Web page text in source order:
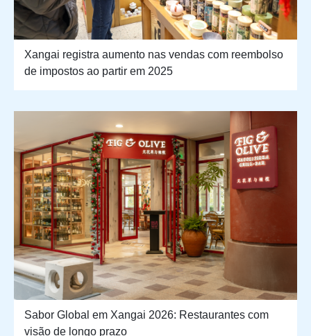
Xangai registra aumento nas vendas com reembolso
de impostos ao partir em 2025
Sabor Global em Xangai 2026: Restaurantes com
visão de longo prazo